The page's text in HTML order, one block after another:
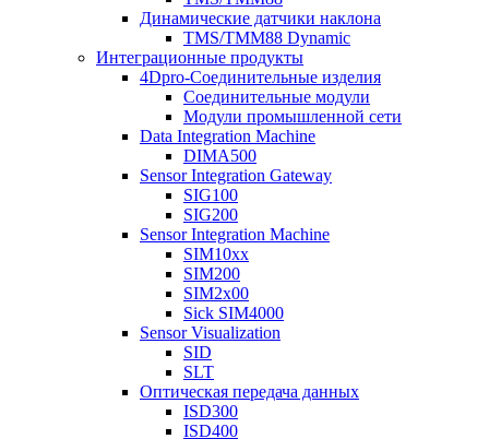
Динамические датчики наклона
TMS/TMM88 Dynamic
Интеграционные продукты
4Dpro-Соединительные изделия
Соединительные модули
Модули промышленной сети
Data Integration Machine
DIMA500
Sensor Integration Gateway
SIG100
SIG200
Sensor Integration Machine
SIM10xx
SIM200
SIM2x00
Sick SIM4000
Sensor Visualization
SID
SLT
Оптическая передача данных
ISD300
ISD400